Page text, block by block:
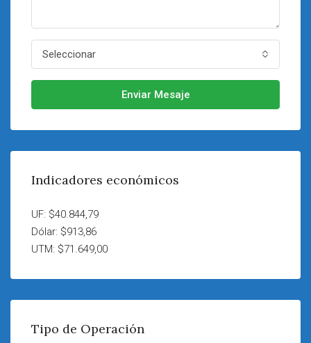
Seleccionar
Enviar Mesaje
Indicadores económicos
UF: $40.844,79
Dólar: $913,86
UTM: $71.649,00
Tipo de Operación